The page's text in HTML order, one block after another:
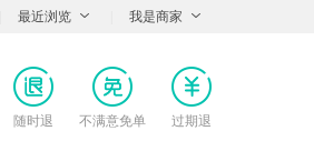
最近浏览 我是商家
随时退 不满意免单 过期退